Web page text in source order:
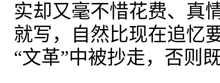
实却又毫不惜花费、真
就写，自然比现在追忆
“文革”中被抄走，否则